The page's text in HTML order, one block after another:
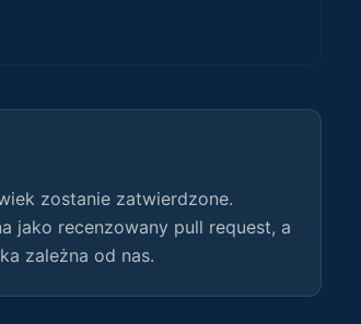
zostanie zatwierdzone.
jako recenzowany pull request, a
zależna od nas.